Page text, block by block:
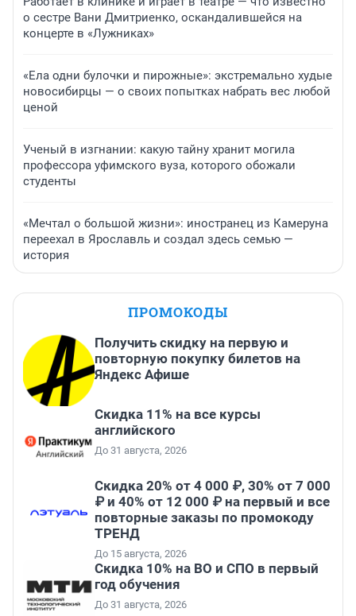
о сестре Вани Дмитриенко, оскандалившейся на
концерте в «Лужниках»
«Ела одни булочки и пирожные»: экстремально худые
новосибирцы — о своих попытках набрать вес любой
ценой
Ученый в изгнании: какую тайну хранит могила
профессора уфимского вуза, которого обожали
студенты
«Мечтал о большой жизни»: иностранец из Камеруна
переехал в Ярославль и создал здесь семью —
история
ПРОМОКОДЫ
Получить скидку на первую и
повторную покупку билетов на
Яндекс Афише
Скидка 11% на все курсы
английского
До 31 августа, 2026
Скидка 20% от 4 000 ₽, 30% от 7 000
₽ и 40% от 12 000 ₽ на первый и все
повторные заказы по промокоду
ТРЕНД
До 15 августа, 2026
Скидка 10% на ВО и СПО в первый
год обучения
До 31 августа, 2026